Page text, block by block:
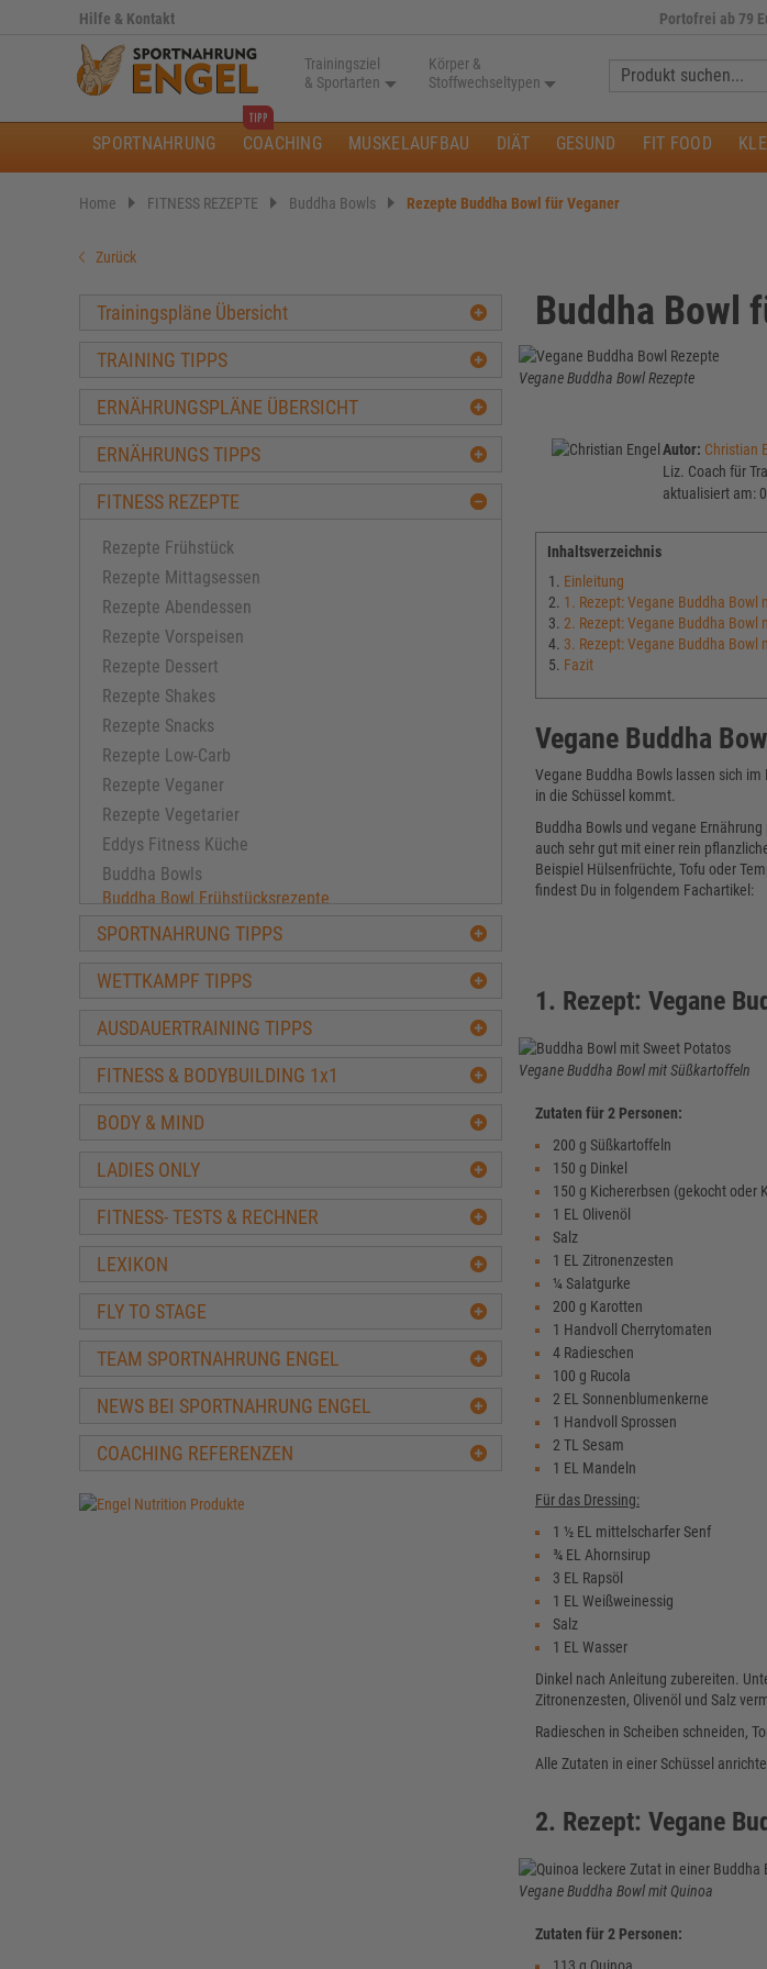
Hilfe & Kontakt Portofrei ab 79
Trainingsziel
& Sportarten
Körper &
Stoffwechseltypen
Suche:
SPORTNAHRUNG COACHING MUSKELAUFBAU DIÄT GESUND FIT FOOD
Home FITNESS REZEPTE Buddha Bowls Rezepte Buddha Bowl für Veganer
Zurück
Buddha Bowl
Vegane Buddha Bowl Rezepte
Autor: Christian
Liz. Coach für
aktualisiert am:
Inhaltsverzeichnis
Einleitung
1. Rezept: Vegane Buddha Bowl
2. Rezept: Vegane Buddha Bowl
3. Rezept: Vegane Buddha Bowl
Fazit
Vegane Buddha
Vegane Buddha Bowls lassen sich
in die Schüssel kommt.
Buddha Bowls und vegane
auch sehr gut mit einer rein
Beispiel Hülsenfrüchte, Tofu oder
findest Du in folgendem Fachartikel:
1. Rezept: Vegane
Vegane Buddha Bowl mit Süßkartoffeln
Zutaten für 2 Personen:
200 g Süßkartoffeln
150 g Dinkel
150 g Kichererbsen (gekocht oder
1 EL Olivenöl
Salz
1 EL Zitronenzesten
¼ Salatgurke
200 g Karotten
1 Handvoll Cherrytomaten
4 Radieschen
100 g Rucola
2 EL Sonnenblumenkerne
1 Handvoll Sprossen
2 TL Sesam
1 EL Mandeln
Für das Dressing:
1 ½ EL mittelscharfer Senf
¾ EL Ahornsirup
3 EL Rapsöl
1 EL Weißweinessig
Salz
1 EL Wasser
Dinkel nach Anleitung zubereiten.
Zitronenzesten, Olivenöl und Salz
Radieschen in Scheiben schneiden,
Alle Zutaten in einer Schüssel
2. Rezept: Vegane
Vegane Buddha Bowl mit Quinoa
Zutaten für 2 Personen:
Trainingspläne Übersicht
TRAINING TIPPS
ERNÄHRUNGSPLÄNE ÜBERSICHT
ERNÄHRUNGS TIPPS
FITNESS REZEPTE
Rezepte Frühstück
Rezepte Mittagsessen
Rezepte Abendessen
Rezepte Vorspeisen
Rezepte Dessert
Rezepte Shakes
Rezepte Snacks
Rezepte Low-Carb
Rezepte Veganer
Rezepte Vegetarier
Eddys Fitness Küche
Buddha Bowls
Buddha Bowl Frühstücksrezepte
Buddha Bowl Grundrezept
Buddha Bowl Rezepte für den Muskelaufbau
Rezepte Buddha Bowl für Veganer
SPORTNAHRUNG TIPPS
WETTKAMPF TIPPS
AUSDAUERTRAINING TIPPS
FITNESS & BODYBUILDING 1x1
BODY & MIND
LADIES ONLY
FITNESS- TESTS & RECHNER
LEXIKON
FLY TO STAGE
TEAM SPORTNAHRUNG ENGEL
NEWS BEI SPORTNAHRUNG ENGEL
COACHING REFERENZEN